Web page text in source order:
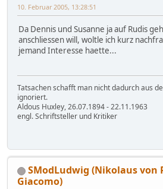
10. Februar 2005, 13:28:51
Da Dennis und Susanne ja auf Rudis
anschliessen will, woltle ich kurz
jemand Interesse haette...
Tatsachen schafft man nicht dadurch aus
ignoriert.
Aldous Huxley, 26.07.1894 - 22.11.1963
engl. Schriftsteller und Kritiker
SModLudwig (Nikolaus von
Giacomo)